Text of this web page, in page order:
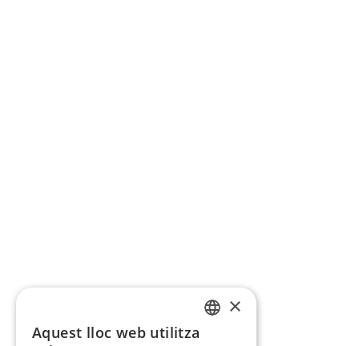
×
Aquest lloc web utilitza